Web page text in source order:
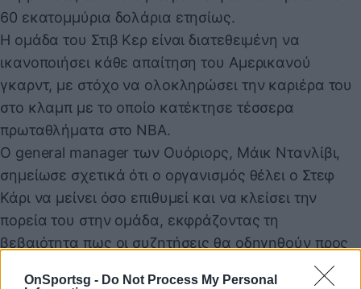
OnSportsg - Do Not Process My Personal
60 εκατομμύρια δολάρια ετησίως.
Η ομάδα του Στιβ Κερ είναι διατεθειμένη να
ικανοποιήσει κάθε απαίτηση του Αμερικανού
γκαρντ, με στόχο να ολοκληρώσει την καριέρα του
στο κλαμπ με το οποίο κατέκτησε τέσσερα
πρωταθλήματα στο ΝΒΑ.
Ο general manager των Ουόριορς, Μάικ Ντανλίβι,
σημείωσε σχετικά ότι ο οργανισμός θέλει ο Στεφ
Κάρι να μείνει όσο επιθυμεί και να κλείσει την
πορεία του στην ομάδα, εκφράζοντας τη
βεβαιότητα πως οι συζητήσεις θα οδηγηθούν προς